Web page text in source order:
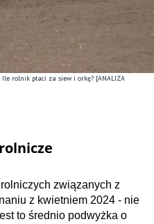
rolnik płaci za siew i orkę? [ANALIZA
związanych z
z kwietniem 2024 - nie
to średnio podwyżka o